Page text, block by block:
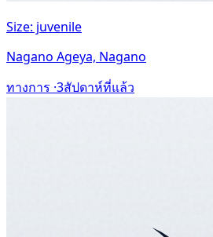
Size: juvenile
Nagano Ageya, Nagano
ทางการ ·3สัปดาห์ที่แล้ว